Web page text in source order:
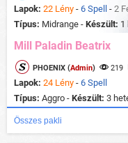
Lapok: 22 Lény - 6 Spell - 2
Típus: Midrange - Készült: 1
Mill Paladin Beatrix
PHOENIX (Admin) 219
Lapok: 24 Lény - 6 Spell
Típus: Aggro - Készült: 3
Összes pakli